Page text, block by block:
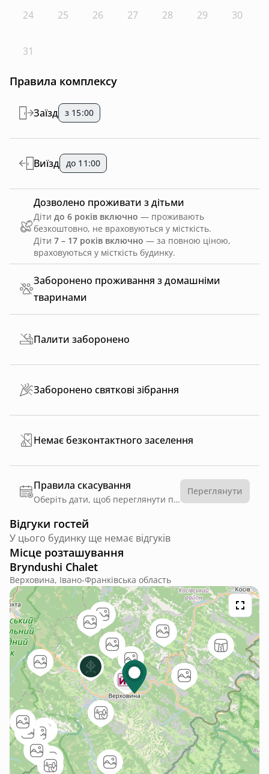
24 25 26 27 28 29 30
31
Правила комплексу
Заборонено проживання з домашніми
тваринами
Заїзд з 15:00
Виїзд до 11:00
Дозволено проживати з дітьми
Діти до 6 років включно — проживають
безкоштовно, не враховуються у місткість.
Діти 7 – 17 років включно — за повною ціною,
враховуються у місткість будинку.
Палити заборонено
Заборонено святкові зібрання
Немає безконтактного заселення
Правила скасування
Оберіть дати, щоб переглянути правила
Переглянути
Відгуки гостей
У цього будинку ще немає відгуків
Місце розташування
Bryndushi Chalet
Верховина, Івано-Франківська область